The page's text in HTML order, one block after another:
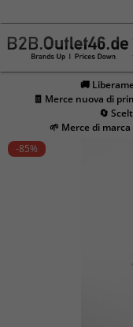
🚚
🧾 Merce nuova di
🔄
🌱 Merce di
-85%